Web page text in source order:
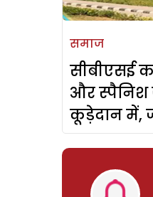
समाज
सीबीएसई
और स्पैनिश
कूड़ेदान में,